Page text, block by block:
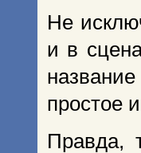
Не
и в
простое
Правда,